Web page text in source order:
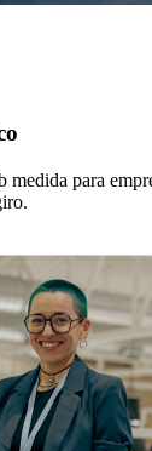
medida para